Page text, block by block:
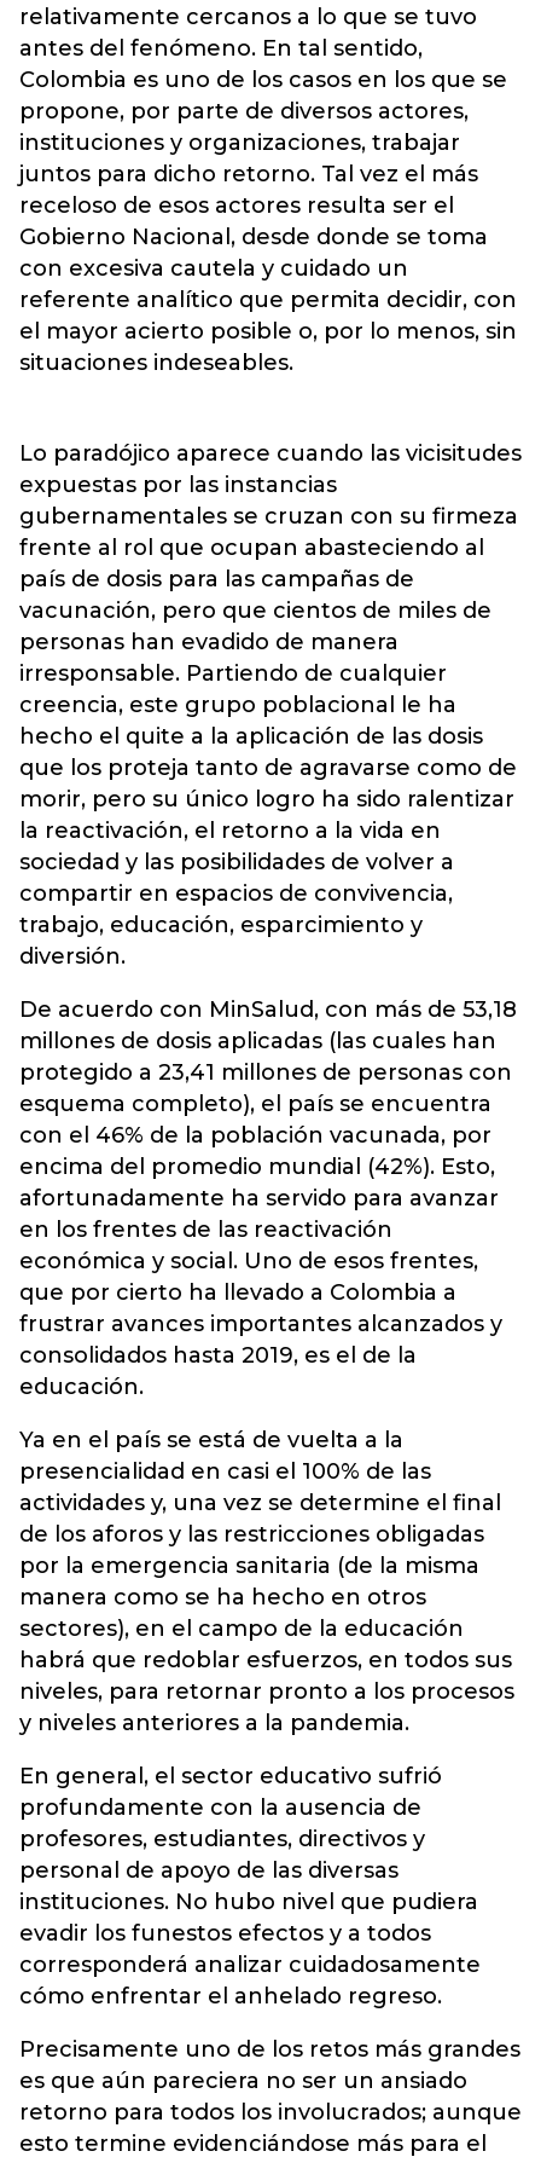
relativamente cercanos a lo que se tuvo
antes del fenómeno. En tal sentido,
Colombia es uno de los casos en los que se
propone, por parte de diversos actores,
instituciones y organizaciones, trabajar
juntos para dicho retorno. Tal vez el más
receloso de esos actores resulta ser el
Gobierno Nacional, desde donde se toma
con excesiva cautela y cuidado un
referente analítico que permita decidir, con
el mayor acierto posible o, por lo menos, sin
situaciones indeseables.
Lo paradójico aparece cuando las vicisitudes
expuestas por las instancias
gubernamentales se cruzan con su firmeza
frente al rol que ocupan abasteciendo al
país de dosis para las campañas de
vacunación, pero que cientos de miles de
personas han evadido de manera
irresponsable. Partiendo de cualquier
creencia, este grupo poblacional le ha
hecho el quite a la aplicación de las dosis
que los proteja tanto de agravarse como de
morir, pero su único logro ha sido ralentizar
la reactivación, el retorno a la vida en
sociedad y las posibilidades de volver a
compartir en espacios de convivencia,
trabajo, educación, esparcimiento y
diversión.
De acuerdo con MinSalud, con más de 53,18
millones de dosis aplicadas (las cuales han
protegido a 23,41 millones de personas con
esquema completo), el país se encuentra
con el 46% de la población vacunada, por
encima del promedio mundial (42%). Esto,
afortunadamente ha servido para avanzar
en los frentes de las reactivación
económica y social. Uno de esos frentes,
que por cierto ha llevado a Colombia a
frustrar avances importantes alcanzados y
consolidados hasta 2019, es el de la
educación.
Ya en el país se está de vuelta a la
presencialidad en casi el 100% de las
actividades y, una vez se determine el final
de los aforos y las restricciones obligadas
por la emergencia sanitaria (de la misma
manera como se ha hecho en otros
sectores), en el campo de la educación
habrá que redoblar esfuerzos, en todos sus
niveles, para retornar pronto a los procesos
y niveles anteriores a la pandemia.
En general, el sector educativo sufrió
profundamente con la ausencia de
profesores, estudiantes, directivos y
personal de apoyo de las diversas
instituciones. No hubo nivel que pudiera
evadir los funestos efectos y a todos
corresponderá analizar cuidadosamente
cómo enfrentar el anhelado regreso.
Precisamente uno de los retos más grandes
es que aún pareciera no ser un ansiado
retorno para todos los involucrados; aunque
esto termine evidenciándose más para el